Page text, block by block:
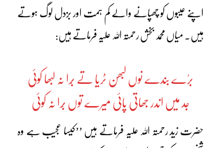
اپنے عیبوں کو چھپانے والے کم ہمت اور بزدل لوگ ہوتے
ہیں۔ میاں محمد بخش رحمتہ اللہ علیہ فرماتے ہیں:
برُے بندے نوں لبھن ٹریا تے بُرا نہ لبھا کوئی
جد میں اندر جھاتی پائی میرے توں بُرا نہ کوئی
حضرت زید رحمتہ اللہ علیہ فرماتے ہیں ’’کیسا عجیب ہے وہ